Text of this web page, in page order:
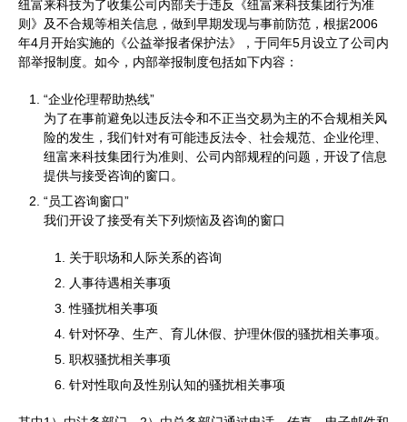
纽富来科技为了收集公司内部关于违反《纽富来科技集团行为准
则》及不合规等相关信息，做到早期发现与事前防范，根据2006
年4月开始实施的《公益举报者保护法》，于同年5月设立了公司内
部举报制度。如今，内部举报制度包括如下内容：
“企业伦理帮助热线”
为了在事前避免以违反法令和不正当交易为主的不合规相关风
险的发生，我们针对有可能违反法令、社会规范、企业伦理、
纽富来科技集团行为准则、公司内部规程的问题，开设了信息
提供与接受咨询的窗口。
“员工咨询窗口”
我们开设了接受有关下列烦恼及咨询的窗口
关于职场和人际关系的咨询
人事待遇相关事项
性骚扰相关事项
针对怀孕、生产、育儿休假、护理休假的骚扰相关事项。
职权骚扰相关事项
针对性取向及性别认知的骚扰相关事项